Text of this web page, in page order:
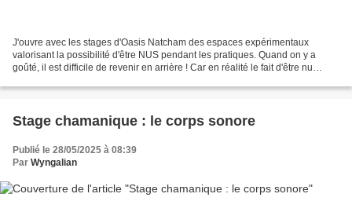
J'ouvre avec les stages d'Oasis Natcham des espaces expérimentaux
valorisant la possibilité d'être NUS pendant les pratiques. Quand on y a
goûté, il est difficile de revenir en arrière ! Car en réalité le fait d'être nu
Stage chamanique : le corps sonore
Publié le 28/05/2025 à 08:39
Par Wyngalian